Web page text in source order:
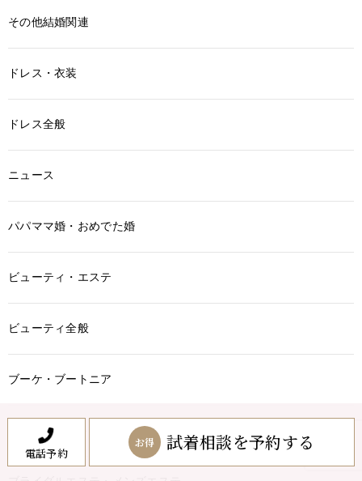
電話予約
お得 試着相談を予約する
その他結婚関連
ドレス・衣装
ドレス全般
ニュース
パパママ婚・おめでた婚
ビューティ・エステ
ビューティ全般
ブーケ・ブートニア
ブーケ・ブートニア